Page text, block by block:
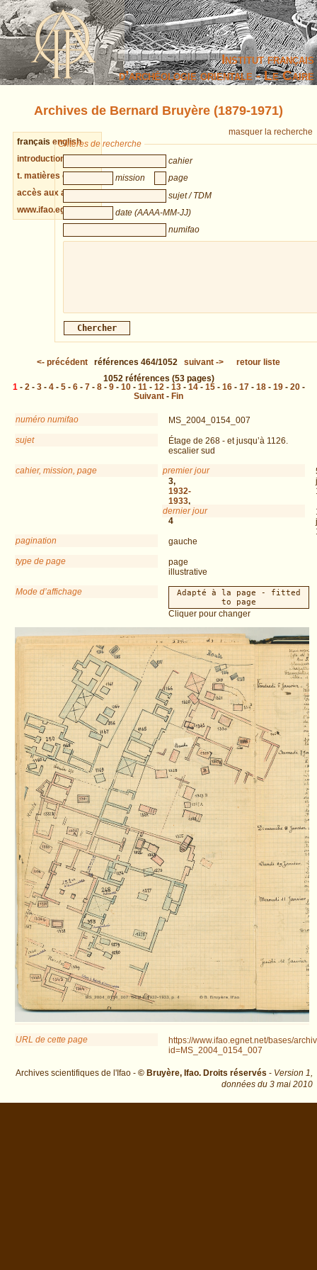
Institut français
d’archéologie orientale - Le Caire
Archives de Bernard Bruyère (1879-1971)
français english
introduction cahiers
t. matières cahiers
accès aux archives
www.ifao.egnet.net
masquer la recherche
Critères de recherche
cahier
mission
page
sujet / TDM
date (AAAA-MM-JJ)
numifao
<- précédent références 464/1052 suivant ->
retour liste
1052 références (53 pages)
1 - 2 - 3- 4- 5- 6- 7- 8- 9- 10- 11 - 12 - 13- 14- 15- 16- 17- 18- 19- 20-
Suivant - Fin
numéro numifao
MS_2004_0154_007
sujet
Étage de 268 - et jusqu’à 1126.
escalier sud
cahier, mission, page
DEM
3,
1932-
1933,
p.
4
pagination
gauche
type de page
page
illustrative
premier jour
dernier jour
Mode d’affichage
Adapté à la page - fitted
to page
Cliquer pour changer
URL de cette page
https://www.ifao.egnet.net/bases/
id=MS_2004_0154_007
Archives scientifiques de l'Ifao - © Bruyère, Ifao. Droits réservés - Version 1,
données du 3 mai 2010